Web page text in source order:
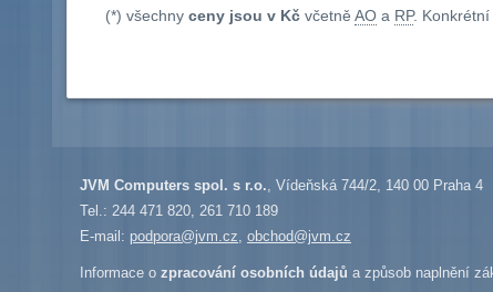
(*) všechny ceny jsou v Kčvčetně AOa RP. Konkrétní
JVM Computers spol. s r.o., Vídeňská 744/2, 140 00 Praha 4
Tel.: 244 471 820, 261 710 189
E-mail: podpora@jvm.cz, obchod@jvm.cz
Informace o zpracování osobních údajů a způsob naplnění